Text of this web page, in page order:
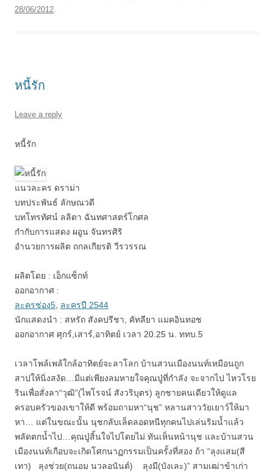
28/06/2012.
หนี้รัก
Leave a reply
หนี้รัก
แนวละคร ดราม่า
บทประพันธ์ ลักษณวดี
บทโทรทัศน์ ลลิตา ฉันทศาสตร์โกศล
กำกับการแสดง ผอูน จันทรศิริ
อำนวยการผลิต ถกลเกียรติ วีรวรรณ
ผลิตโดย : เอ็กแซ็กท์
ออกอากาศ :
ละครช่อง5 ละครปี 2544
นักแสดงนำ : สหรัถ สังคปรีชา, คัทลียา แมคอินทอช
ออกอากาศ ศุกร์,เสาร์,อาทิตย์ เวลา 20.25 น. ททบ.5
เวลาโพล้เพล้ใกล้อาทิตย์จะลาโลก บ้านสวนเมืองนนท์เหมือนถูก
สาปให้นิ่งสงัด…มีแต่เพียงลมหายใจคุณปู่ที่กำลัง จะจากไป ไหวโรย
รินเพื่อสั่งลา“วุฒิ”(ไพโรจน์ สังวริบุตร) ลูกชายคนเดียวให้ดูแล
ครอบครัวของเขาให้ดี พร้อมถามหา“นุช” หลานสาววัยเยาว์ให้มา
หา… แต่ในขณะนั้น นุชกลับเล็ดลอดหนีทุกคนไปเล่นริมน้ำแล้ว
พลัดตกน้ำไป…คุณปู่สิ้นใจไปโดยไม่ ทันเห็นหน้านุช และบ้านสวน
เมืองนนท์เกือบจะเกิดโศกนาฏกรรมเป็นครั้งที่สอง ถ้า “ลุงแสม(สี
เทา) ลุงช่วย(ถนอม นวลอนันต์) ลุงมี(บังเละ)” สามเฒ่าข้าเก่า